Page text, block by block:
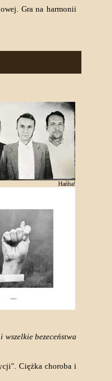
Gra na harmonii
Hańba!
bezeceństwa
Ciężka choroba i